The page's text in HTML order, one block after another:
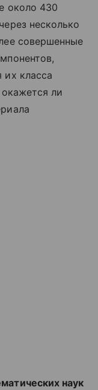
около 430
несколько
совершенные
их класса
ли
наук